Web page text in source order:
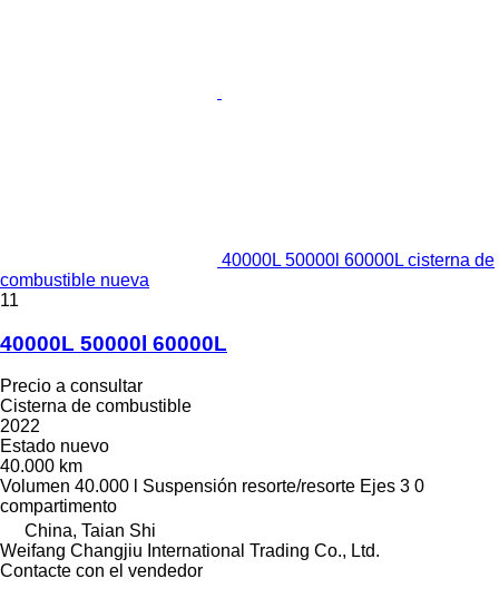
40000L 50000l 60000L cisterna de
combustible nueva
11
40000L 50000l 60000L
Precio a consultar
Cisterna de combustible
2022
Estado nuevo
40.000 km
Volumen 40.000 l Suspensión resorte/resorte Ejes 3 0
compartimento
China, Taian Shi
Weifang Changjiu International Trading Co., Ltd.
Contacte con el vendedor